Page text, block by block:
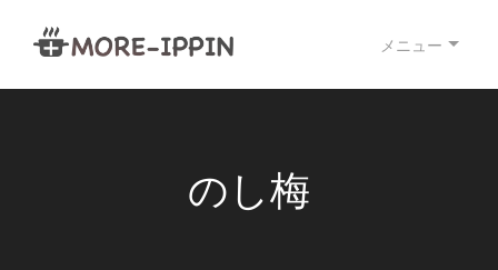
メニュー
のし梅